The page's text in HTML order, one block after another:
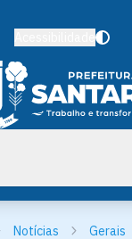
Notícias
Gerais